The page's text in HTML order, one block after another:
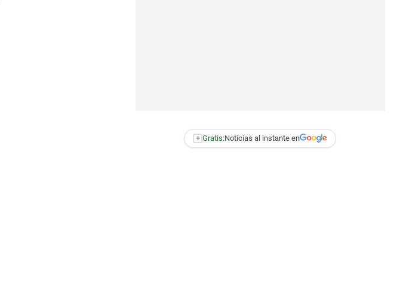
+ Gratis:Noticias al instante en